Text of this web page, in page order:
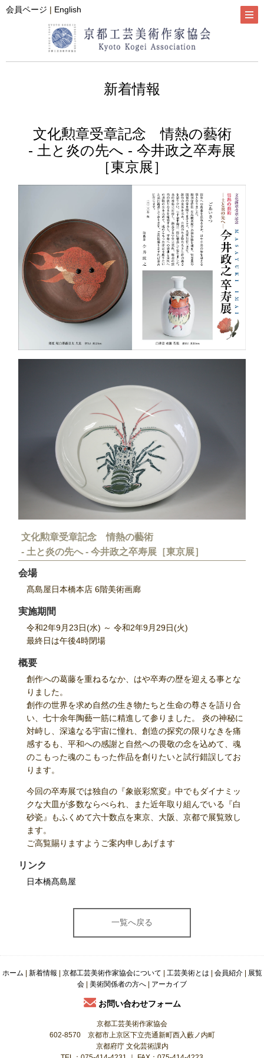
会員ページ | English
新着情報
文化勲章受章記念 情熱の藝術
- 土と炎の先へ - 今井政之卒寿展
［東京展］
文化勲章受章記念 情熱の藝術
- 土と炎の先へ - 今井政之卒寿展 ［東京展］
会場
髙島屋日本橋本店 6階美術画廊
実施期間
令和2年9月23日(水) ～ 令和2年9月29日(火)
最終日は午後4時閉場
概要
創作への葛藤を重ねるなか、はや卒寿の歴を迎える事とな
りました。
創作の世界を求め自然の生き物たちと生命の尊さを語り合
い、七十余年陶藝一筋に精進して参りました。 炎の神秘に
対峙し、深遠なる宇宙に憧れ、創造の探究の限りなきを痛
感するも、平和への感謝と自然への畏敬の念を込めて、魂
のこもった魂のこもった作品を創りたいと試行錯誤してお
ります。
今回の卒寿展では独自の『象嵌彩窯変』中でもダイナミッ
クな大皿が多数ならべられ、また近年取り組んでいる『白
砂瓷』もふくめて六十数点を東京、大阪、京都で展覧致し
ます。
ご高覧賜りますようご案内申しあげます
リンク
日本橋髙島屋
ホーム 新着情報 京都工芸美術作家協会について 工芸美術とは 会員紹介|
展覧
会
美術関係者の方へ アーカイブ
お問い合わせフォーム
京都工芸美術作家協会
602-8570 京都市上京区下立売通新町西入藪ノ内町
京都府庁 文化芸術課内